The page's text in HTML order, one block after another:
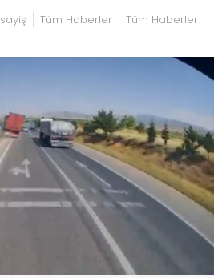
Tüm Haberler Tüm Haberler